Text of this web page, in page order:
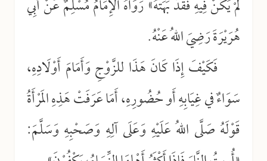
لَمْ يَكُنْ فِيهِ فَقَدْ بَهَتَّهُ» رَوَاهُ الإِمَامُ مُسْلِمٌ عَنْ أَبِي
هُرَيْرَةَ رَضِيَ اللهُ عَنْهُ.
فَكَيْفَ إِذَا كَانَ هَذَا للزَّوْجِ وَأَمَامَ أَوْلَادِهِ،
سَوَاءٌ في غِيَابِهِ أَو حُضُورِهِ، أَمَا عَرَفَتْ هَذِهِ المَرْأَةُ
قَوْلَهُ صَلَّى اللهُ عَلَيْهِ وَعَلَى آلِهِ وَصَحْبِهِ وَسَلَّمَ: